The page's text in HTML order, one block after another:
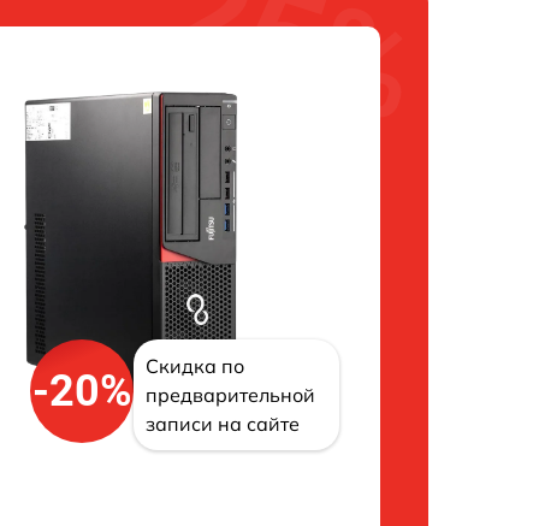
-20%
Скидка по
предварительной
записи на сайте